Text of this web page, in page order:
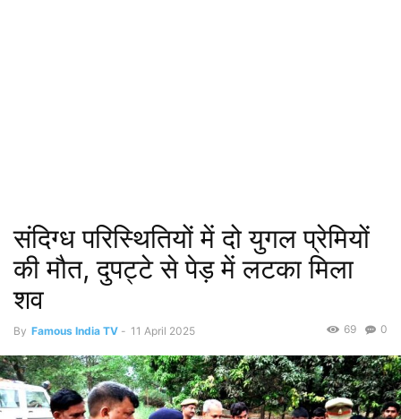
संदिग्ध परिस्थितियों में दो युगल प्रेमियों
की मौत, दुपट्टे से पेड़ में लटका मिला
शव
By Famous India TV - 11 April 2025 0
69